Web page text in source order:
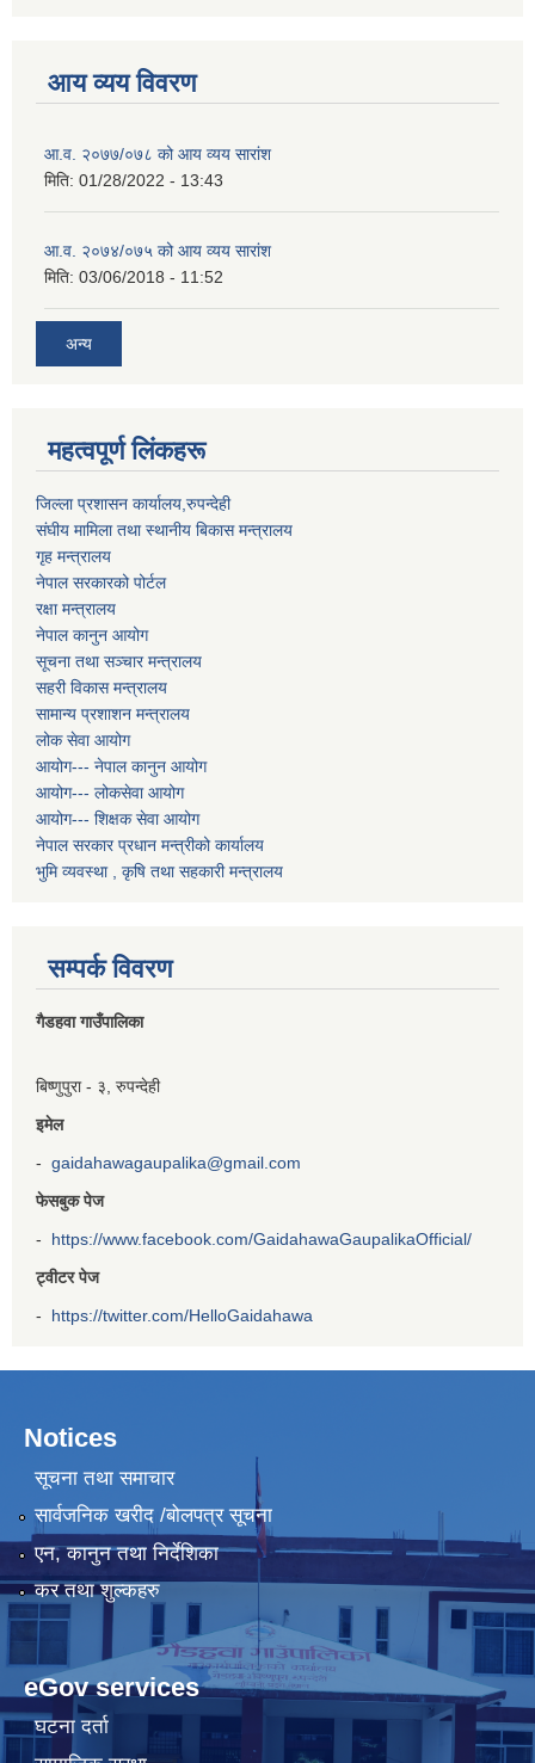
आय व्यय विवरण
आ.व. २०७७/०७८ को आय व्यय सारांश
मिति: 01/28/2022 - 13:43
आ.व. २०७४/०७५ को आय व्यय सारांश
मिति: 03/06/2018 - 11:52
अन्य
महत्वपूर्ण लिंकहरू
जिल्ला प्रशासन कार्यालय,रुपन्देही
संघीय मामिला तथा स्थानीय बिकास मन्त्रालय
गृह मन्त्रालय
नेपाल सरकारको पोर्टल
रक्षा मन्त्रालय
नेपाल कानुन आयोग
सूचना तथा सञ्चार मन्त्रालय
सहरी विकास मन्त्रालय
सामान्य प्रशाशन मन्त्रालय
लोक सेवा आयोग
आयोग--- नेपाल कानुन आयोग
आयोग--- लोकसेवा आयोग
आयोग--- शिक्षक सेवा आयोग
नेपाल सरकार प्रधान मन्त्रीको कार्यालय
भुमि व्यवस्था , कृषि तथा सहकारी मन्त्रालय
सम्पर्क विवरण
गैडहवा गाउँपालिका
बिष्णुपुरा - ३, रुपन्देही
इमेल
- gaidahawagaupalika@gmail.com
फेसबुक पेज
- https://www.facebook.com/GaidahawaGaupalikaOfficial/
ट्वीटर पेज
- https://twitter.com/HelloGaidahawa
Notices
सूचना तथा समाचार
सार्वजनिक खरीद /बोलपत्र सूचना
एन, कानुन तथा निर्देशिका
कर तथा शुल्कहरु
eGov services
घटना दर्ता